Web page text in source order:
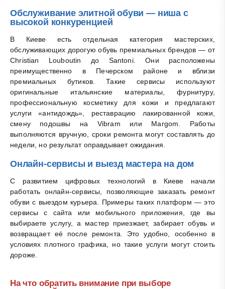
Обслуживание элитной обуви — ниша с
высокой конкуренцией
В Киеве есть отдельная категория мастерских,
обслуживающих дорогую обувь премиальных брендов — от
Christian Louboutin до Santoni. Они расположены
преимущественно в Печерском районе и вблизи
премиальных бутиков. Такие сервисы используют
оригинальные итальянские материалы, фурнитуру,
профессиональную косметику для кожи и предлагают
услуги «антидождь», реставрацию лакированной кожи,
смену подошвы на Vibram или Margom. Работы
выполняются вручную, сроки ремонта могут составлять до
недели, но результат оправдывает ожидания.
Онлайн-сервисы и выезд мастера на дом
С развитием цифровых технологий в Киеве начали
работать онлайн-сервисы, позволяющие заказать ремонт
обуви с выездом курьера. Примеры таких платформ — это
сервисы с сайта или мобильного приложения, где вы
выбираете услугу, а мастер приезжает, забирает обувь и
возвращает её после ремонта. Это удобно, особенно в
условиях плотного графика, но такие услуги могут стоить
дороже.
На что обратить внимание при выборе